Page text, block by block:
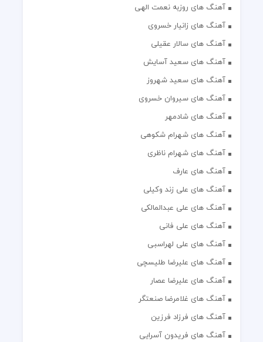
آهنگ های روزبه نعمت الهی
آهنگ های زانیار خسروی
آهنگ های سالار عقیلی
آهنگ های سعید آسایش
آهنگ های سعید شهروز
آهنگ های سیروان خسروی
آهنگ های شادمهر
آهنگ های شهرام شکوهی
آهنگ های شهرام ناظری
آهنگ های عارف
آهنگ های علی زند وکیلی
آهنگ های علی عبدالمالکی
آهنگ های علی فانی
آهنگ های علی لهراسبی
آهنگ های علیرضا طلیسچی
آهنگ های علیرضا عصار
آهنگ های غلامرضا صنعتگر
آهنگ های فرزاد فرزین
آهنگ های فریدون آسرایی